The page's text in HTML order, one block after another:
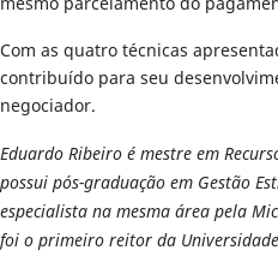
Com as quatro técnicas
contribuído para seu
negociador.
Eduardo Ribeiro é mestre em
possui pós-graduação em Gestão
especialista na mesma área pela
foi o primeiro reitor da